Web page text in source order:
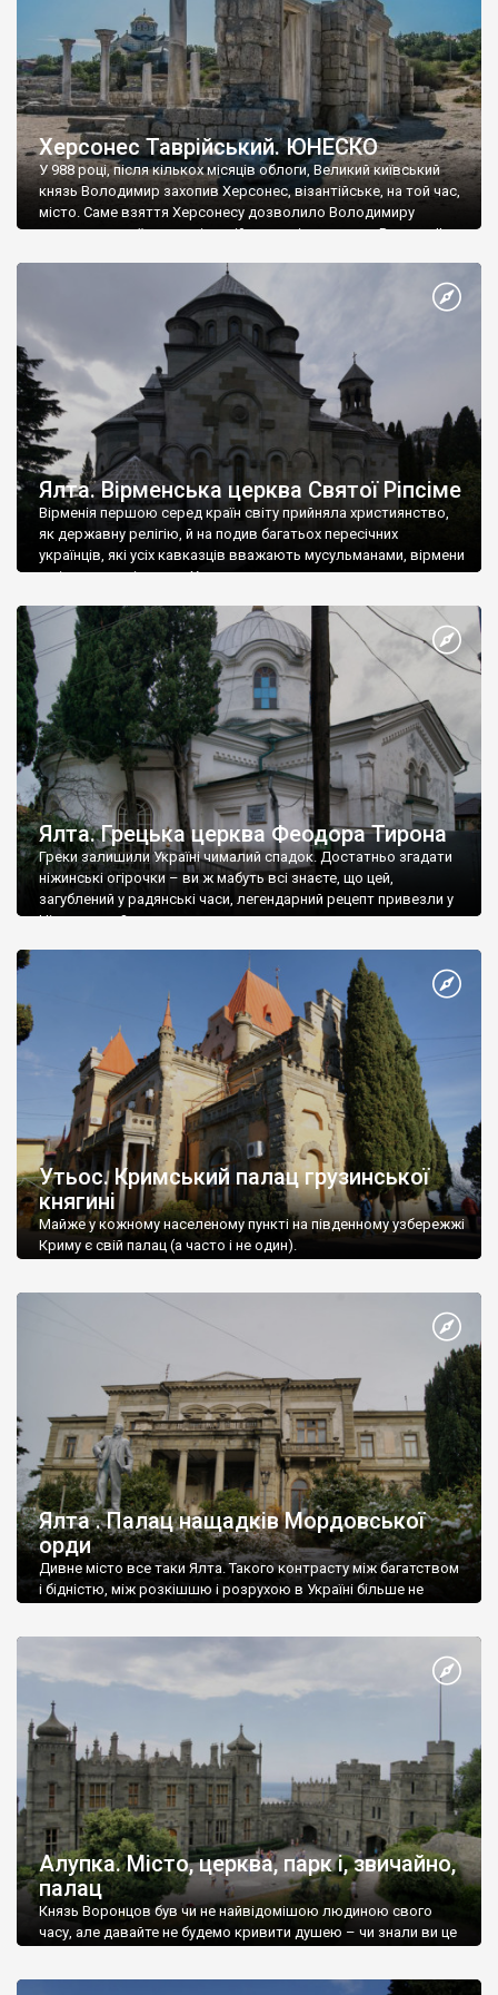
Херсонес Таврійський. ЮНЕСКО
У 988 році, після кількох місяців облоги, Великий київський
князь Володимир захопив Херсонес, візантійське, на той час,
місто. Саме взяття Херсонесу дозволило Володимиру
диктувати свої умови візантійському імператору Василю ІІ, та
Херсонесі Володимир-язичник, став Василем-християнином.
А потім було Хрещення Русі. На честь Херсонесу Таврійського
Ялта. Вірменська церква Святої Ріпсіме
Вірменія першою серед країн світу прийняла християнство,
як державну релігію, й на подив багатьох пересічних
українців, які усіх кавказців вважають мусульманами, вірмени
є відданими вірянами Христа
Ялта. Грецька церква Феодора Тирона
Греки залишили Україні чималий спадок. Достатньо згадати
ніжинські огірочки – ви ж мабуть всі знаєте, що цей,
загублений у радянські часи, легендарний рецепт привезли у
Ніжин греки?
Утьос. Кримський палац грузинської
княгині
Майже у кожному населеному пункті на південному узбережжі
Криму є свій палац (а часто і не один).
Ялта . Палац нащадків Мордовської
орди
Дивне місто все таки Ялта. Такого контрасту між багатством
і бідністю, між розкішшю і розрухою в Україні більше не
Алупка. Місто, церква, парк і, звичайно,
палац
Князь Воронцов був чи не найвідомішою людиною свого
часу, але давайте не будемо кривити душею – чи знали ви це